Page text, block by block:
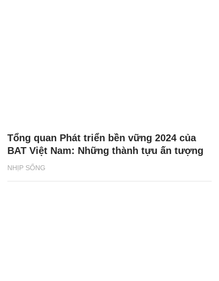
NHỊP SỐNG
Tổng quan Phát triển bền vững 2024 của
BAT Việt Nam: Những thành tựu ấn tượng